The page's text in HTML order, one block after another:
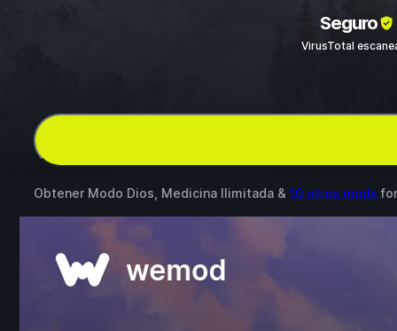
Seguro
VirusTotal
Obtener Modo Dios, Medicina Ilimitada & 10 otros mods